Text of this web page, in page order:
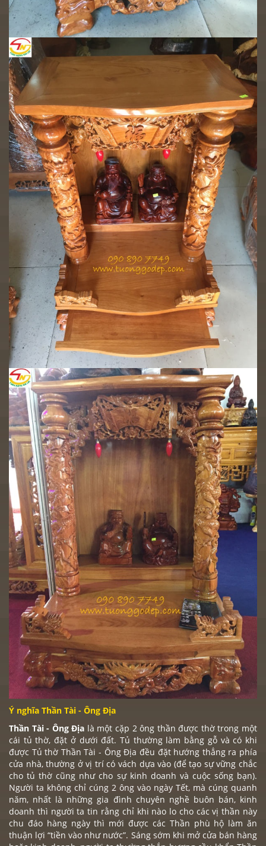
Ý nghĩa Thần Tài - Ông Địa
Thần Tài - Ông Địa là một cặp 2 ông thần được thờ trong một
cái tủ thờ, đặt ở dưới đất. Tủ thường làm bằng gỗ và có khi
được Tủ thờ Thần Tài - Ông Địa đều đặt hướng thẳng ra phía
cửa nhà, thường ở vị trí có vách dựa vào (để tạo sự vững chắc
cho tủ thờ cũng như cho sự kinh doanh và cuộc sống bạn).
Người ta không chỉ cúng 2 ông vào ngày Tết, mà cúng quanh
năm, nhất là những gia đình chuyên nghề buôn bán, kinh
doanh thì người ta tin rằng chỉ khi nào lo cho các vị thần này
chu đáo hàng ngày thì mới được các Thần phù hộ làm ăn
thuận lợi “tiền vào như nước”. Sáng sớm khi mở cửa bán hàng